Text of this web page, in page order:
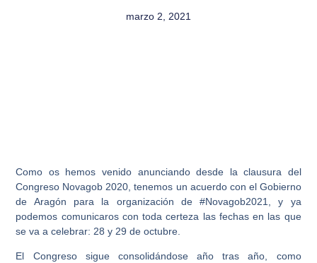
marzo 2, 2021
Como os hemos venido anunciando desde la clausura del
Congreso Novagob 2020, tenemos un acuerdo con el Gobierno
de Aragón para la organización de #Novagob2021, y ya
podemos comunicaros con toda certeza las fechas en las que
se va a celebrar: 28 y 29 de octubre.
El Congreso sigue consolidándose año tras año, como